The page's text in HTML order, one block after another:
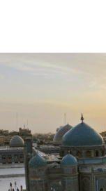
تجارتی میان
از مبادلات